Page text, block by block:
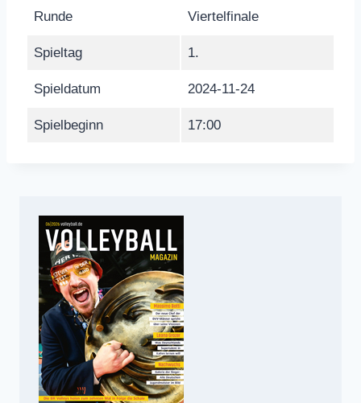
Runde Viertelfinale
Spieltag 1.
Spieldatum 2024-11-24
Spielbeginn 17:00